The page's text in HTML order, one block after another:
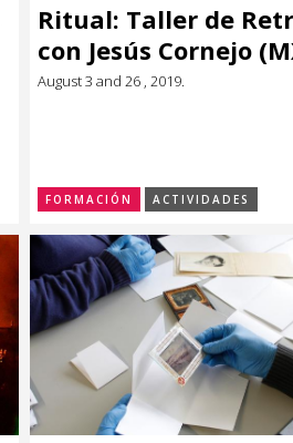
Ritual: Taller de
con Jesús Cornejo
August 3 and 26 , 2019.
FORMACIÓN ACTIVIDADES